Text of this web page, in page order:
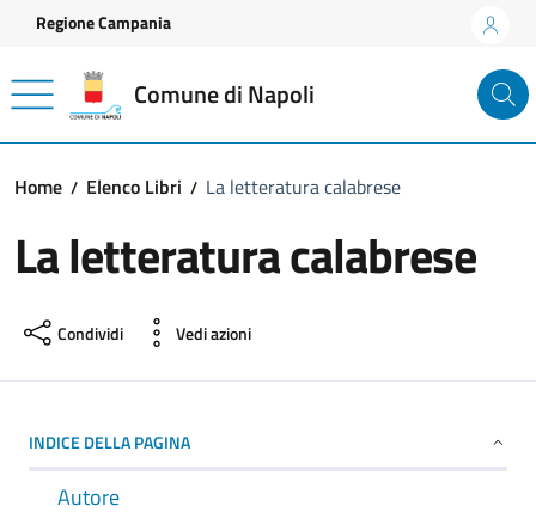
Vai ai contenuti
Vai al footer
Regione Campania
Comune di Napoli
Home Elenco Libri La letteratura calabrese
La letteratura calabrese
Condividi Vedi azioni
INDICE DELLA PAGINA
Autore